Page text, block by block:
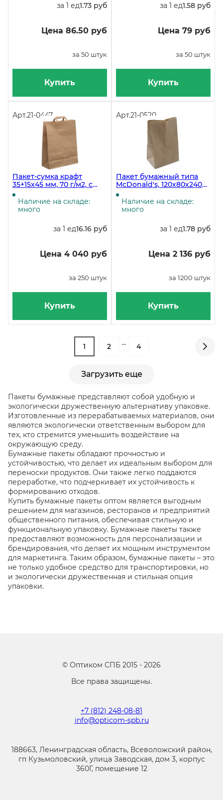
за 1 ед1.73 руб
Цена 86.50 руб
за 50 штук
Купить
за 1 ед1.58 руб
Цена 79 руб
за 50 штук
Купить
Арт.21-0447
Пакет-сумка крафт
35+15х45 мм, 70 г/м2, с
плоскими ручками, 250
штук
Наличие на складе:
много
за 1 ед16.16 руб
Цена 4 040 руб
за 250 штук
Купить
Арт.21-0520
Пакет бумажный типа
McDonald's, 120х80х240
мм, "А" коричневый на
вынос, 1200 штук
Наличие на складе:
много
за 1 ед1.78 руб
Цена 2 136 руб
за 1200 штук
Купить
1 2 ... 4
Загрузить еще
Пакеты бумажные представляют собой удобную и
экологически дружественную альтернативу упаковке.
Изготовленные из перерабатываемых материалов, они
являются экологически ответственным выбором для
тех, кто стремится уменьшить воздействие на
окружающую среду.
Бумажные пакеты обладают прочностью и
устойчивостью, что делает их идеальным выбором для
переноски продуктов. Они также легко поддаются
переработке, что подчеркивает их устойчивость к
формированию отходов.
Купить бумажные пакеты оптом является выгодным
решением для магазинов, ресторанов и предприятий
общественного питания, обеспечивая стильную и
функциональную упаковку. Бумажные пакеты также
предоставляют возможность для персонализации и
брендирования, что делает их мощным инструментом
для маркетинга. Таким образом, бумажные пакеты – это
не только удобное средство для транспортировки, но
и экологически дружественная и стильная опция
упаковки.
© Оптиком СПБ 2015 - 2026
Все права защищены.
+7 (812) 248-08-81
info@opticom-spb.ru
188663, Ленинградская область, Всеволожский район,
гп Кузьмоловский, улица Заводская, дом 3, корпус
360Г, помещение 12